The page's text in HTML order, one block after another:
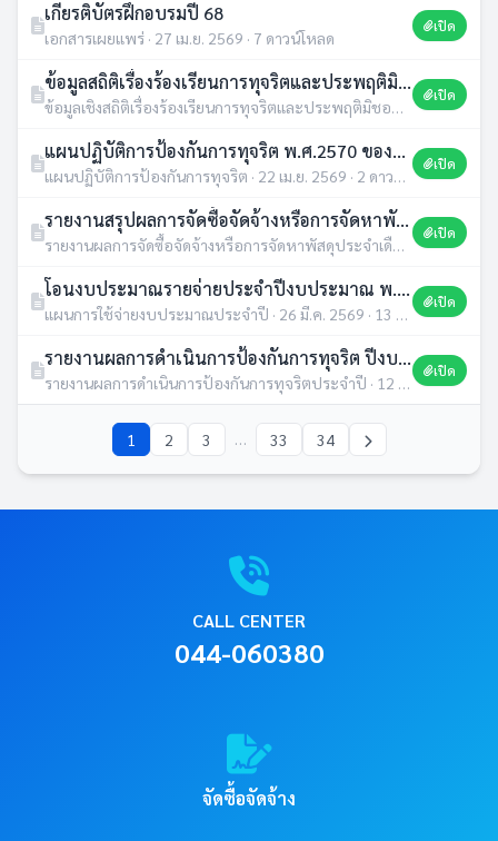
เกียรติบัตรฝึกอบรมปี 68
เอกสารเผยแพร่ · 27 เม.ย. 2569 · 7 ดาวน์โหลด
เปิด
ข้อมูลสถิติเรื่องร้องเรียนการทุจริตและประพฤติมิชอบ ประจำปีงบประมาณ พ.ศ.2568 (.pdf)
ข้อมูลเชิงสถิติเรื่องร้องเรียนการทุจริตและประพฤติมิชอบประจำปี · 27 เม.ย. 2569 · 4 ดาวน์โหลด
เปิด
แผนปฏิบัติการป้องกันการทุจริต พ.ศ.2570 ขององค์การบริหารส่วนตำบลหนองอียอ
แผนปฏิบัติการป้องกันการทุจริต · 22 เม.ย. 2569 · 2 ดาวน์โหลด
เปิด
รายงานสรุปผลการจัดซื้อจัดจ้างหรือการจัดหาพัสดุ ประจำเดือน มีนาคม 2569
รายงานผลการจัดซื้อจัดจ้างหรือการจัดหาพัสดุประจำเดือน · 10 เม.ย. 2569 · 0 ดาวน์โหลด
เปิด
โอนงบประมาณรายจ่ายประจำปีงบประมาณ พ.ศ.2569 ครั้งที่ 4
แผนการใช้จ่ายงบประมาณประจำปี · 26 มี.ค. 2569 · 13 ดาวน์โหลด
เปิด
รายงานผลการดำเนินการป้องกันการทุจริต ปีงบประมาณ พ.ศ.2568
รายงานผลการดำเนินการป้องกันการทุจริตประจำปี · 12 มี.ค. 2569 · 11 ดาวน์โหลด
เปิด
1 2 3 … 33 34
CALL CENTER
044-060380
จัดซื้อจัดจ้าง